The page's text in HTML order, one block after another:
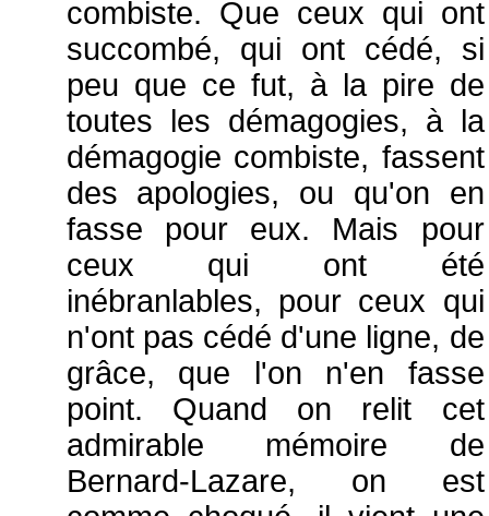
combiste. Que ceux qui ont
succombé, qui ont cédé, si
peu que ce fut, à la pire de
toutes les démagogies, à la
démagogie combiste, fassent
des apologies, ou qu'on en
fasse pour eux. Mais pour
ceux qui ont été
inébranlables, pour ceux qui
n'ont pas cédé d'une ligne, de
grâce, que l'on n'en fasse
point. Quand on relit cet
admirable mémoire de
Bernard-Lazare, on est